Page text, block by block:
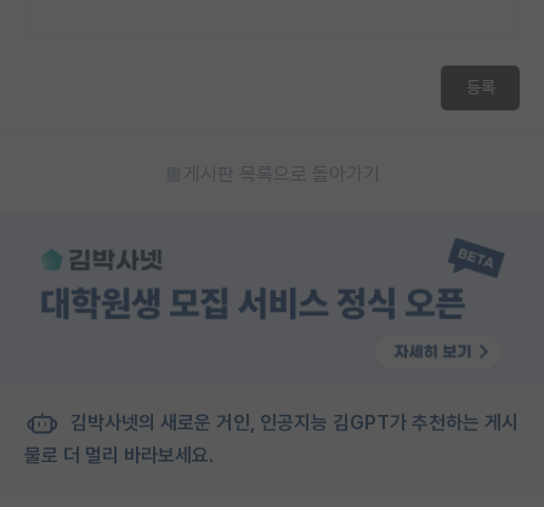
등록
게시판 목록으로 돌아가기
김박사넷의 새로운 거인, 인공지능 김GPT가 추천하는 게시
물로 더 멀리 바라보세요.